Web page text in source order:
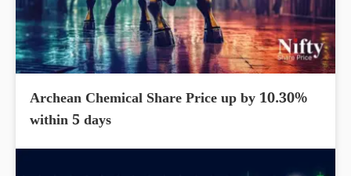
Archean Chemical Share Price up by 10.30%
within 5 days